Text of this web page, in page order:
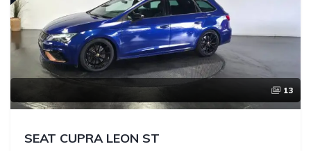
13
SEAT CUPRA LEON ST